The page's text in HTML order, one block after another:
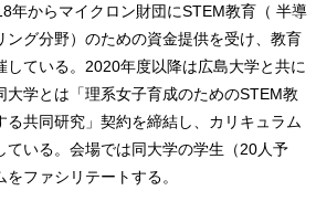
年からマイクロン財団にSTEM教育（ 半導
ング分野）のための資金提供を受け、教育
している。2020年度以降は広島大学と共に
大学とは「理系女子育成のためのSTEM教
る共同研究」契約を締結し、カリキュラム
ている。会場では同大学の学生（20人予
ファシリテートする。